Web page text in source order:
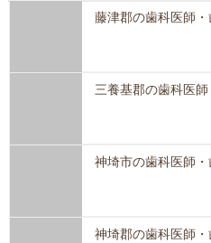
藤津郡の歯科医師・
三養基郡の歯科医
神埼市の歯科医師・
神埼郡の歯科医師・